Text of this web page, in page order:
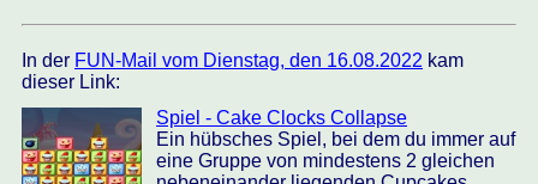
In der FUN-Mail vom Dienstag, den 16.08.2022 kam
dieser Link:
Spiel - Cake Clocks Collapse
Ein hübsches Spiel, bei dem du immer auf
eine Gruppe von mindestens 2 gleichen